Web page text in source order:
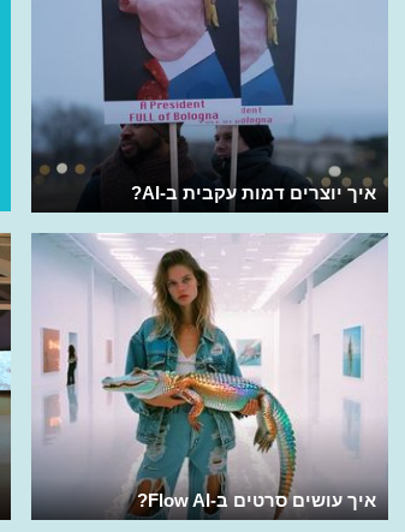
איך יוצרים דמות עקבית ב-AI?
איך עושים סרטים ב-Flow AI?